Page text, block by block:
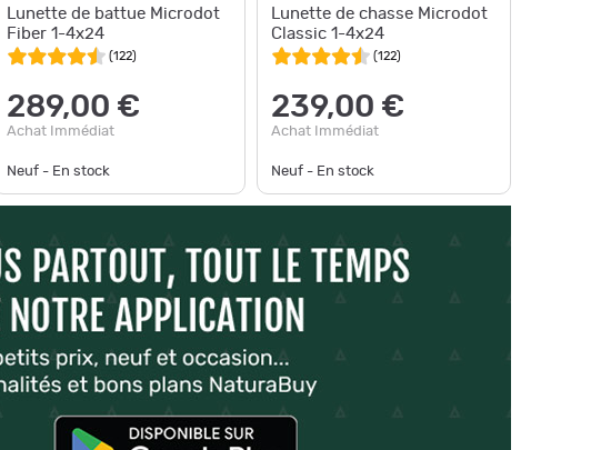
Lunette de battue Microdot
Fiber 1-4x24
(122)
289,00 €
Achat Immédiat
Neuf - En stock
Lunette de chasse Microdot
Classic 1-4x24
(122)
239,00 €
Achat Immédiat
Neuf - En stock